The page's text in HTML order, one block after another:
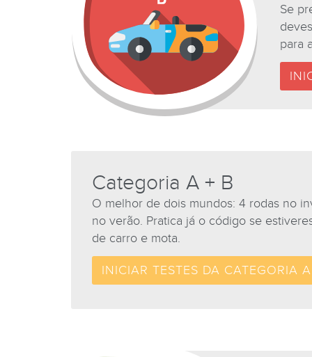
Se
para
Categoria A + B
O melhor de dois mundos: 4 rodas no
no verão. Pratica já o código se
de carro e mota.
INICIAR TESTES DA CATEGORIA